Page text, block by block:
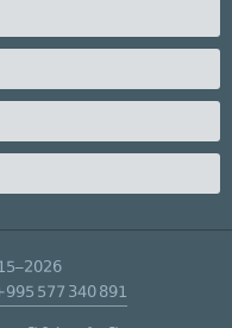
577 340 891